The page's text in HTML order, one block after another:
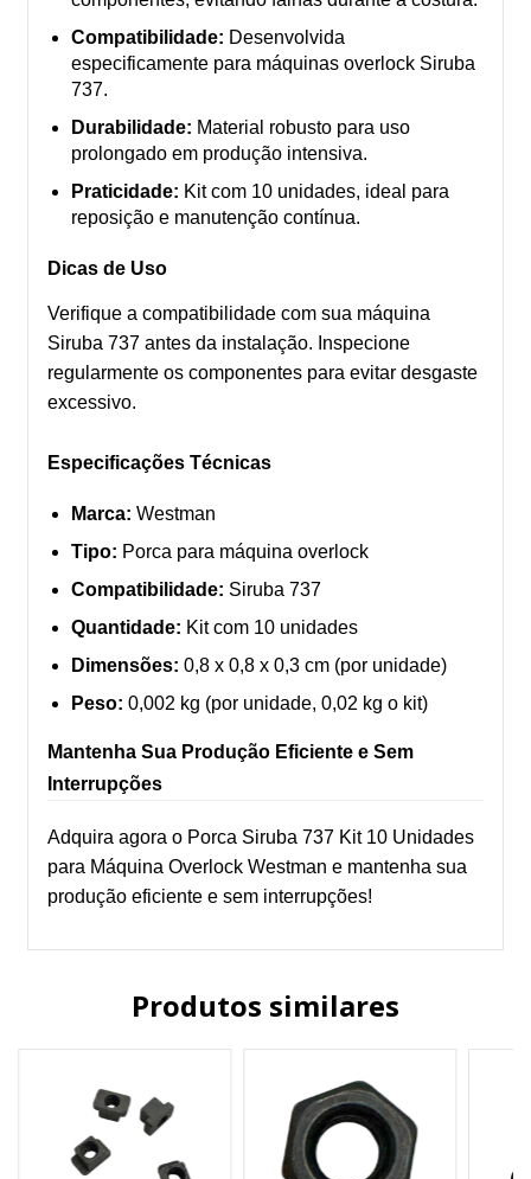
Compatibilidade: Desenvolvida
especificamente para máquinas overlock Siruba
737.
Durabilidade: Material robusto para uso
prolongado em produção intensiva.
Praticidade: Kit com 10 unidades, ideal para
reposição e manutenção contínua.
Dicas de Uso
Verifique a compatibilidade com sua máquina
Siruba 737 antes da instalação. Inspecione
regularmente os componentes para evitar desgaste
excessivo.
Especificações Técnicas
Marca: Westman
Tipo: Porca para máquina overlock
Compatibilidade: Siruba 737
Quantidade: Kit com 10 unidades
Dimensões: 0,8 x 0,8 x 0,3 cm (por unidade)
Peso: 0,002 kg (por unidade, 0,02 kg o kit)
Mantenha Sua Produção Eficiente e Sem
Interrupções
Adquira agora o Porca Siruba 737 Kit 10 Unidades
para Máquina Overlock Westman e mantenha sua
produção eficiente e sem interrupções!
Produtos similares